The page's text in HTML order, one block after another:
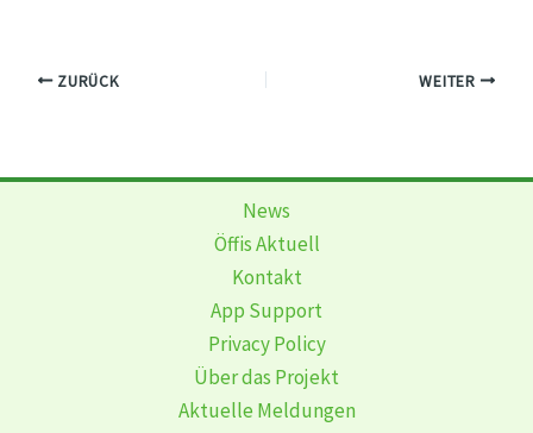
ZURÜCK WEITER
News
Öffis Aktuell
Kontakt
App Support
Privacy Policy
Über das Projekt
Aktuelle Meldungen